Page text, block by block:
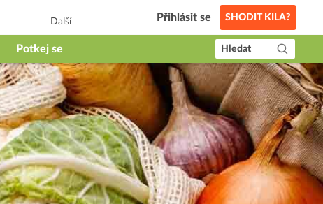
Další Přihlásit se SHODIT KILA?
Potkej se Hledat